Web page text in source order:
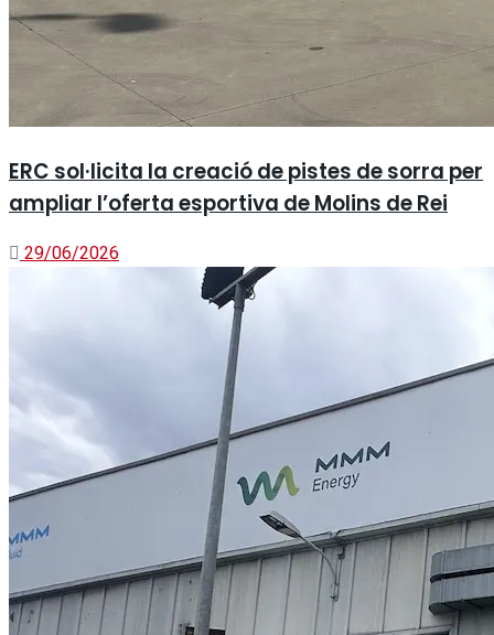
ERC sol·licita la creació de pistes de sorra per
ampliar l’oferta esportiva de Molins de Rei
29/06/2026